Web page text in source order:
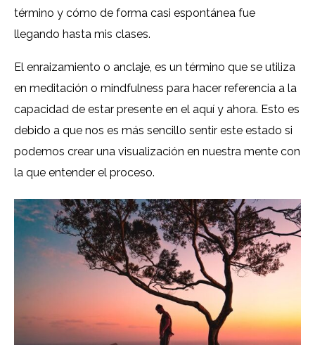
término y cómo de forma casi espontánea fue
llegando hasta mis clases.
El enraizamiento o anclaje, es un término que se utiliza
en meditación o mindfulness para hacer referencia a la
capacidad de estar presente en el aquí y ahora. Esto es
debido a que nos es más sencillo sentir este estado si
podemos crear una visualización en nuestra mente con
la que entender el proceso.